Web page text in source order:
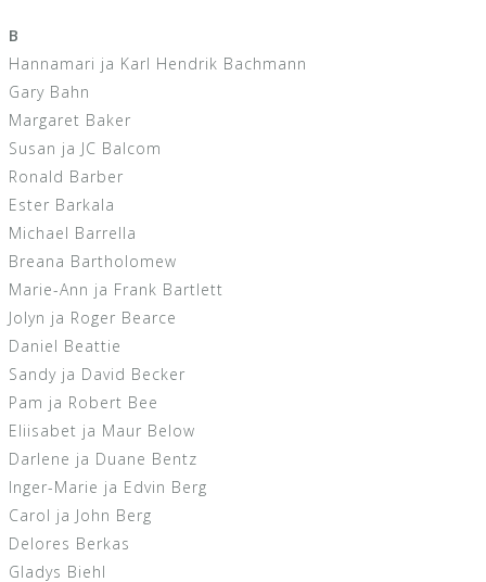
B
Hannamari ja Karl Hendrik Bachmann
Gary Bahn
Margaret Baker
Susan ja JC Balcom
Ronald Barber
Ester Barkala
Michael Barrella
Breana Bartholomew
Marie-Ann ja Frank Bartlett
Jolyn ja Roger Bearce
Daniel Beattie
Sandy ja David Becker
Pam ja Robert Bee
Eliisabet ja Maur Below
Darlene ja Duane Bentz
Inger-Marie ja Edvin Berg
Carol ja John Berg
Delores Berkas
Gladys Biehl